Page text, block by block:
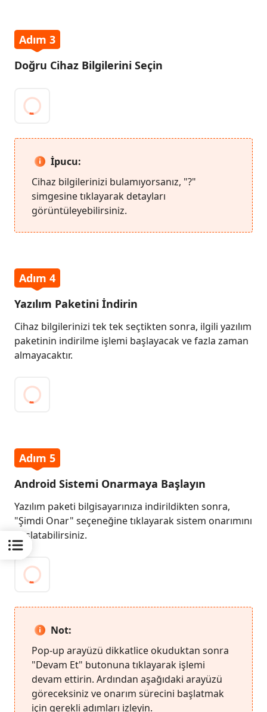
Onar"
Seçeneğine
Adım
Doğru
Cihaz
Adım
4:
Firmware
Paketini
Android
Sistem
Onarımını
Sistem
Önbelleğini
Temizleyin
İndir
Adım 3
Doğru Cihaz Bilgilerini Seçin
İpucu:
Cihaz bilgilerinizi bulamıyorsanız, "?"
simgesine tıklayarak detayları
görüntüleyebilirsiniz.
Adım 4
Yazılım Paketini İndirin
Cihaz bilgilerinizi tek tek seçtikten sonra, ilgili yazılım
paketinin indirilme işlemi başlayacak ve fazla zaman
almayacaktır.
Adım 5
Android Sistemi Onarmaya Başlayın
Yazılım paketi bilgisayarınıza indirildikten sonra,
"Şimdi Onar" seçeneğine tıklayarak sistem onarımını
başlatabilirsiniz.
Not:
Pop-up arayüzü dikkatlice okuduktan sonra
"Devam Et" butonuna tıklayarak işlemi
devam ettirin. Ardından aşağıdaki arayüzü
göreceksiniz ve onarım sürecini başlatmak
için gerekli adımları izleyin.